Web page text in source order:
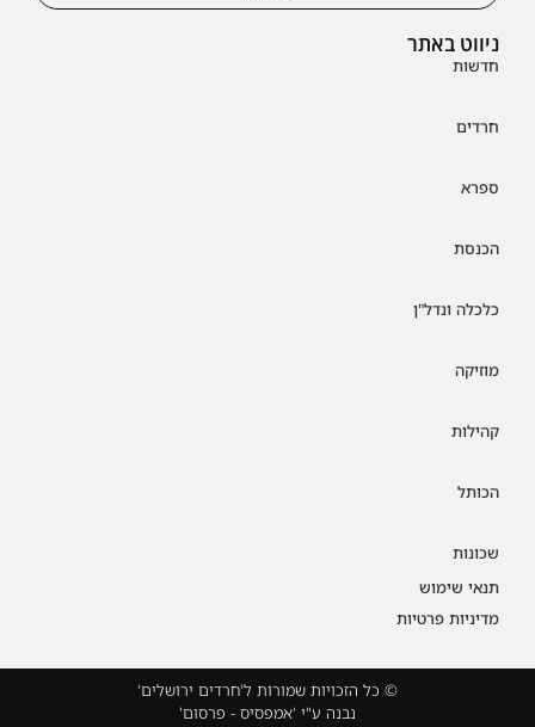
ניווט באתר
חדשות
חרדים
ספרא
הכנסת
כלכלה ונדל"ן
מוזיקה
קהילות
הכותל
שכונות
תנאי שימוש
מדיניות פרטיות
© כל הזכויות שמורות ל'חרדים ירושלים'
נבנה ע"י 'אמפסיס - פרסום'